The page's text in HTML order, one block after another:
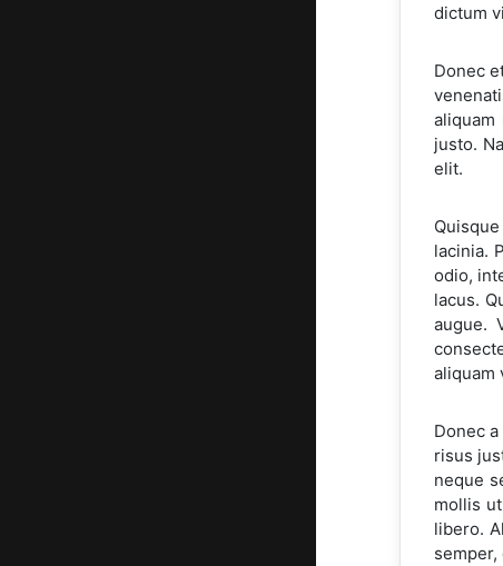
dictum
Donec
justo.
elit.
lacinia.
odio,
lacus.
augue.
aliquam
Donec
risus
neque
mollis
libero.